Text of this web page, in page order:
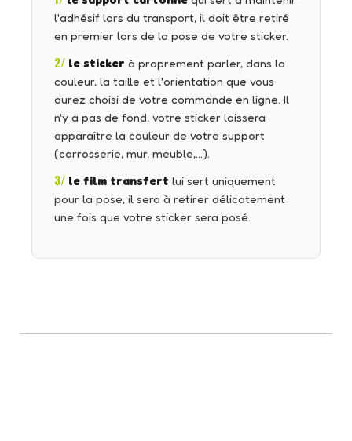
l'adhésif lors du transport, il doit être retiré
en premier lors de la pose de votre sticker.
2/ le sticker à proprement parler, dans la
couleur, la taille et l'orientation que vous
aurez choisi de votre commande en ligne. Il
n'y a pas de fond, votre sticker laissera
apparaître la couleur de votre support
(carrosserie, mur, meuble,…).
3/ le film transfert lui sert uniquement
pour la pose, il sera à retirer délicatement
une fois que votre sticker sera posé.